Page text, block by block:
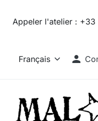
Appeler l'atelier : +33
